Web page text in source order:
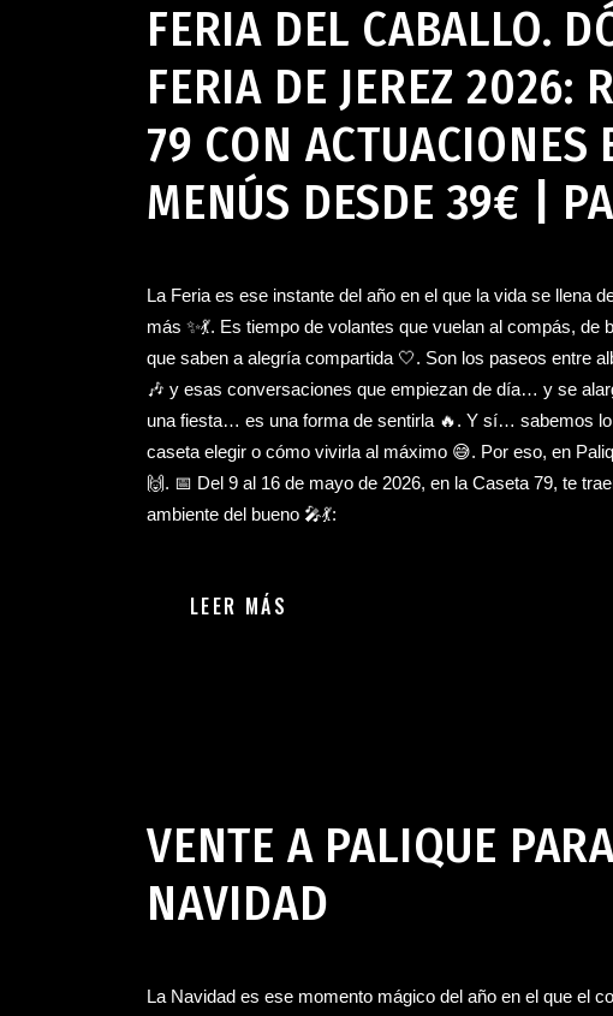
FERIA DEL CABALLO.
FERIA DE JEREZ 2026:
79 CON ACTUACIONES
MENÚS DESDE 39€ |
La Feria es ese instante del año en el que la vida se llena
más ✨💃. Es tiempo de volantes que vuelan al compás,
que saben a alegría compartida 🤍. Son los paseos entre
🎶 y esas conversaciones que empiezan de día… y se
una fiesta… es una forma de sentirla 🔥. Y sí… sabemos
caseta elegir o cómo vivirla al máximo 😅. Por eso, en
🙌. 📅 Del 9 al 16 de mayo de 2026, en la Caseta 79, te
ambiente del bueno 🎤💃:
LEER MÁS
VENTE A PALIQUE
NAVIDAD
La Navidad es ese momento mágico del año en el que el